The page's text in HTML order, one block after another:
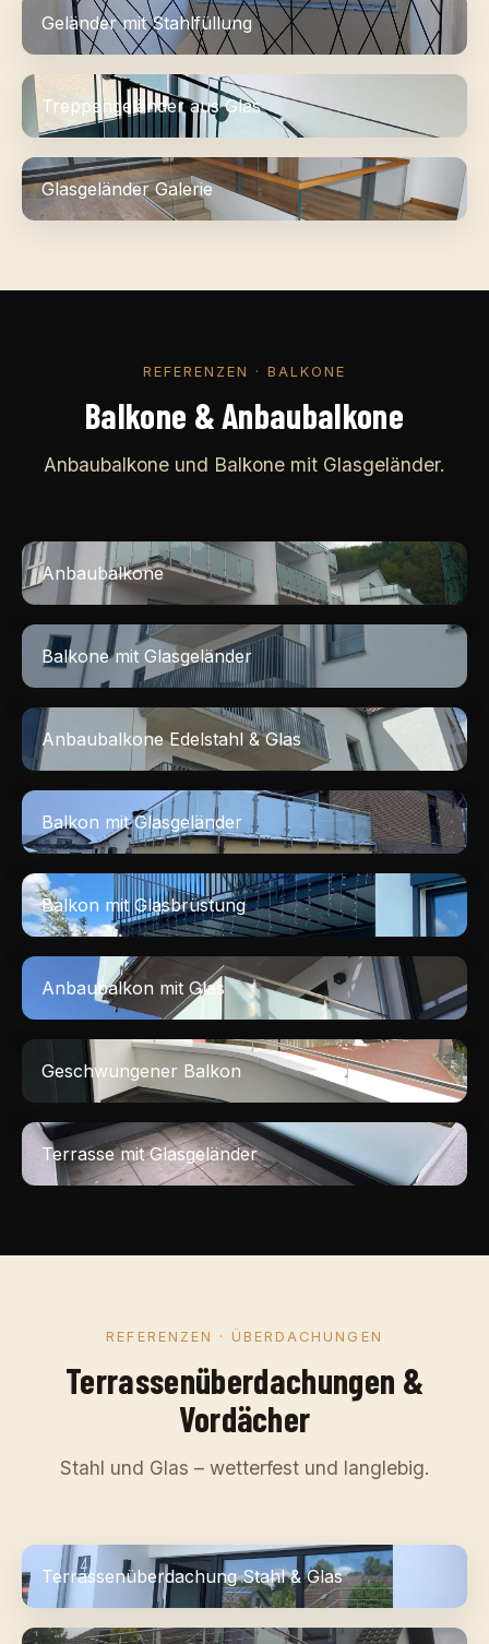
Geländer mit Stahlfüllung
Treppengeländer aus Glas
Glasgeländer Galerie
REFERENZEN · BALKONE
Balkone & Anbaubalkone
Anbaubalkone und Balkone mit Glasgeländer.
Anbaubalkone
Balkone mit Glasgeländer
Anbaubalkone Edelstahl & Glas
Balkon mit Glasgeländer
Balkon mit Glasbrüstung
Anbaubalkon mit Glas
Geschwungener Balkon
Terrasse mit Glasgeländer
REFERENZEN · ÜBERDACHUNGEN
Terrassenüberdachungen &
Vordächer
Stahl und Glas – wetterfest und langlebig.
Terrassenüberdachung Stahl & Glas